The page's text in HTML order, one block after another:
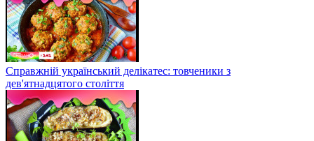
Справжній український делікатес: товченики з
дев'ятнадцятого століття